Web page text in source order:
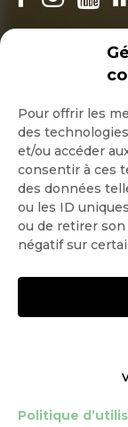
Pour offrir les
des
et/ou accéder
consentir à ces
des données
ou les ID
ou de retirer
négatif sur
Politique
Quotidienne
Hebdo
OK